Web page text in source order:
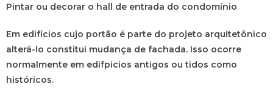
Pintar ou decorar o hall de entrada do condomínio
Em edifícios cujo portão é parte do projeto arquitetônico
alterá-lo constitui mudança de fachada. Isso ocorre
normalmente em edifpicios antigos ou tidos como
históricos.